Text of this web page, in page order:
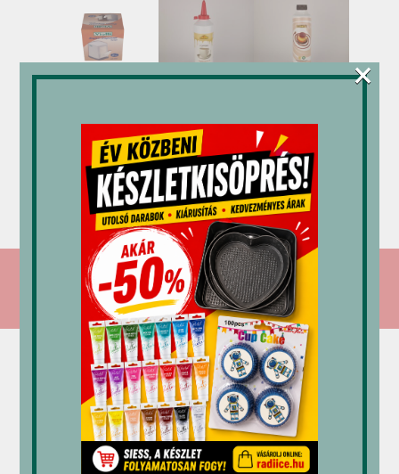
„4269”
3,277Ft
öntet
cappuccino
1,2 kg
3,378Ft
öntet
karamell
1 kg
6,034
×